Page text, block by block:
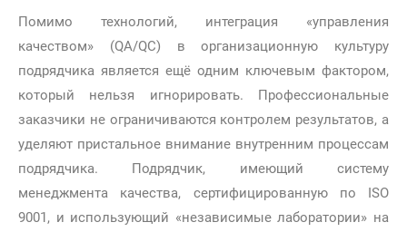
Помимо технологий, интеграция «управления
качеством» (QA/QC) в организационную культуру
подрядчика является ещё одним ключевым фактором,
который нельзя игнорировать. Профессиональные
заказчики не ограничиваются контролем результатов, а
уделяют пристальное внимание внутренним процессам
подрядчика. Подрядчик, имеющий систему
менеджмента качества, сертифицированную по ISO
9001, и использующий «независимые лаборатории» на